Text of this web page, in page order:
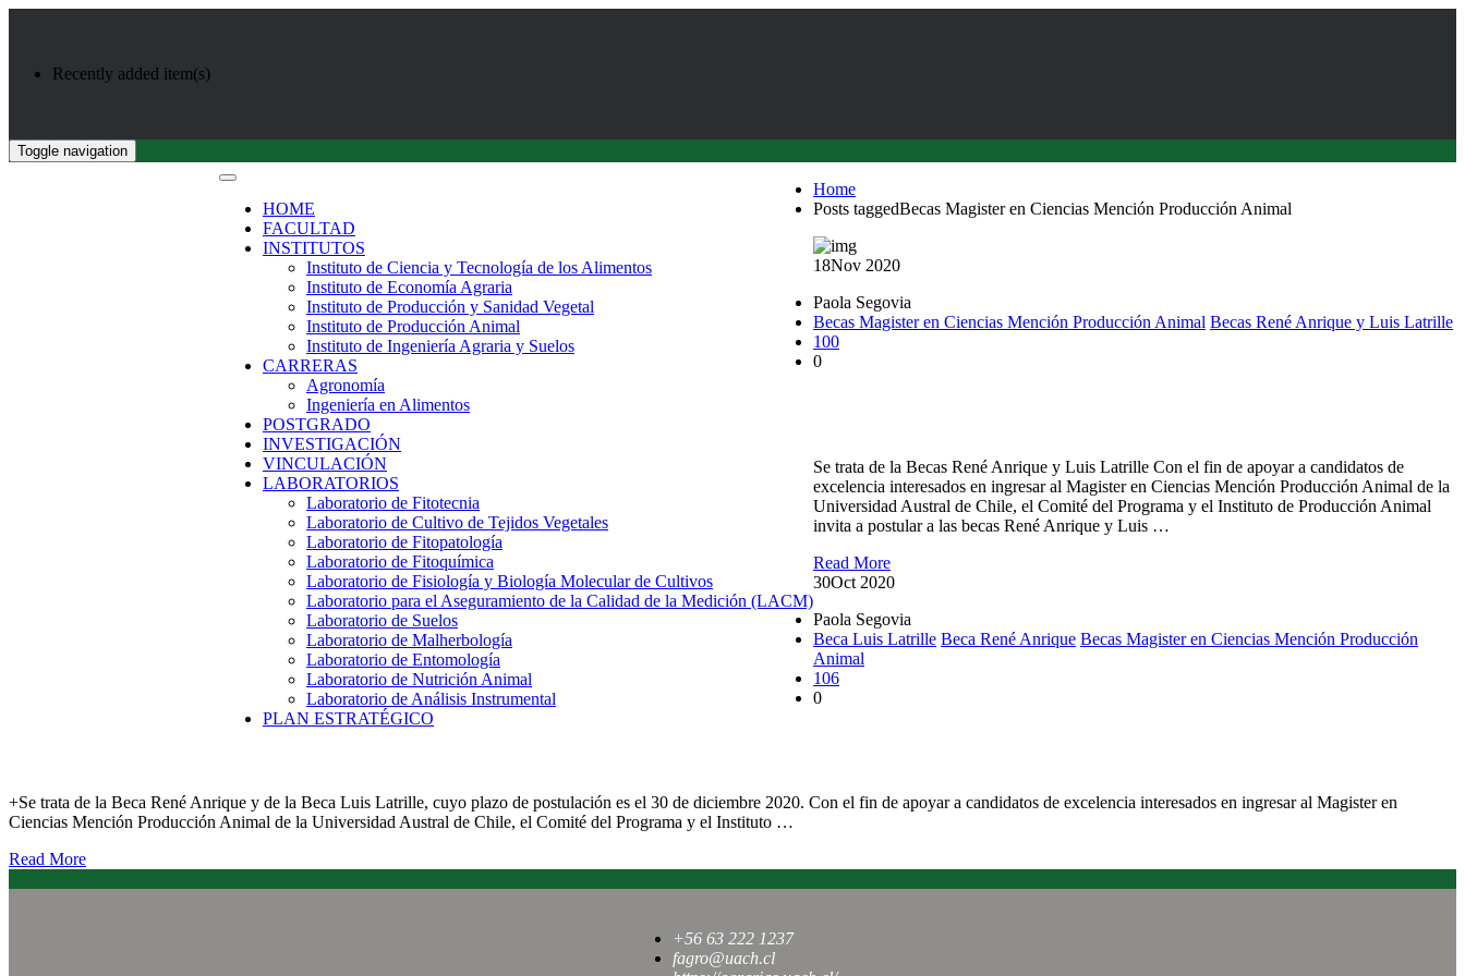
Recently added item(s)
Toggle navigation
HOME
FACULTAD
INSTITUTOS
Instituto de Ciencia y Tecnología de los Alimentos
Instituto de Economía Agraria
Instituto de Producción y Sanidad Vegetal
Instituto de Producción Animal
Instituto de Ingeniería Agraria y Suelos
CARRERAS
Agronomía
Ingeniería en Alimentos
POSTGRADO
INVESTIGACIÓN
VINCULACIÓN
LABORATORIOS
Laboratorio de Fitotecnia
Laboratorio de Cultivo de Tejidos Vegetales
Laboratorio de Fitopatología
Laboratorio de Fitoquímica
Laboratorio de Fisiología y Biología Molecular de Cultivos
Laboratorio para el Aseguramiento de la Calidad de la Medición (LACM)
Laboratorio de Suelos
Laboratorio de Malherbología
Laboratorio de Entomología
Laboratorio de Nutrición Animal
Laboratorio de Análisis Instrumental
PLAN ESTRATÉGICO
Home
Posts taggedBecas Magister en Ciencias Mención Producción Animal
18Nov 2020
Paola Segovia
Becas Magister en Ciencias Mención Producción Animal Becas René Anrique y Luis Latrille
100
0
Se trata de la Becas René Anrique y Luis Latrille Con el fin de apoyar a candidatos de
excelencia interesados en ingresar al Magister en Ciencias Mención Producción Animal de la
Universidad Austral de Chile, el Comité del Programa y el Instituto de Producción Animal
invita a postular a las becas René Anrique y Luis …
Read More
30Oct 2020
Paola Segovia
Beca Luis Latrille Beca René Anrique Becas Magister en Ciencias Mención Producción
Animal
106
0
+Se trata de la Beca René Anrique y de la Beca Luis Latrille, cuyo plazo de postulación es el 30 de diciembre 2020. Con el fin de apoyar a candidatos de excelencia interesados en ingresar al Magister en
Ciencias Mención Producción Animal de la Universidad Austral de Chile, el Comité del Programa y el Instituto …
Read More
+56 63 222 1237
fagro@uach.cl